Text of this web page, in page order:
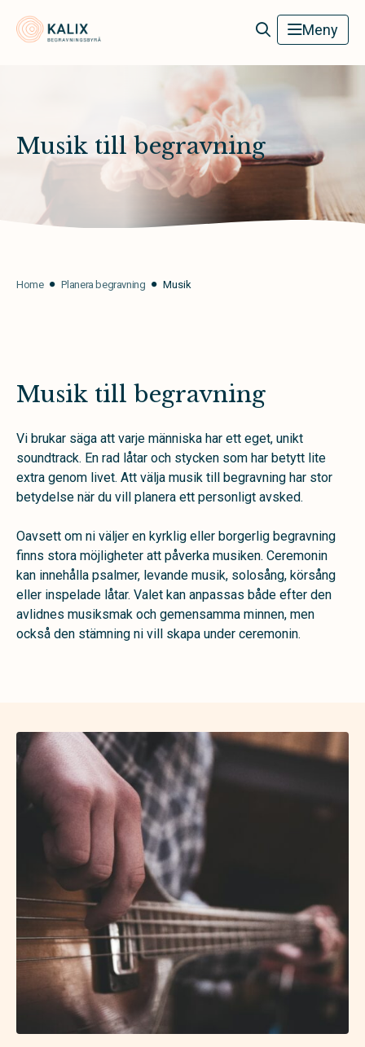
Meny
Musik till begravning
Home Planera begravning Musik
Musik till begravning
Vi brukar säga att varje människa har ett eget, unikt
soundtrack. En rad låtar och stycken som har betytt lite
extra genom livet. Att välja musik till begravning har stor
betydelse när du vill planera ett personligt avsked.
Oavsett om ni väljer en kyrklig eller borgerlig begravning
finns stora möjligheter att påverka musiken. Ceremonin
kan innehålla psalmer, levande musik, solosång, körsång
eller inspelade låtar. Valet kan anpassas både efter den
avlidnes musiksmak och gemensamma minnen, men
också den stämning ni vill skapa under ceremonin.